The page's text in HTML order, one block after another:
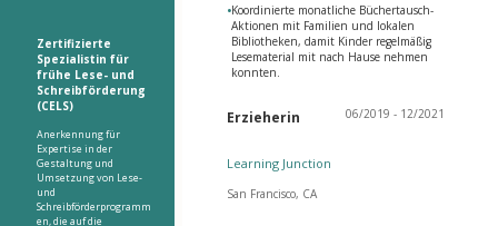
Zertifizierte
Spezialistin für
frühe Lese- und
Schreibförderung
(CELS)
Anerkennung für
Expertise in der
Gestaltung und
Umsetzung von Lese-
und
Schreibförderprogramm
en, die auf die
•Koordinierte monatliche Büchertausch-
Aktionen mit Familien und lokalen
Bibliotheken, damit Kinder regelmäßig
Lesematerial mit nach Hause nehmen
konnten.
Erzieherin 06/2019 - 12/2021
Learning Junction
San Francisco, CA